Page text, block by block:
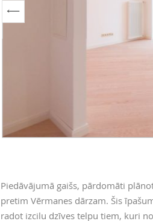
Piedāvājumā gaišs, pārdomāti
pretim Vērmanes dārzam. Šis
radot izcilu dzīves telpu tiem, kuri